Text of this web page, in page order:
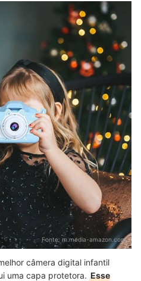
Fonte: m.media-amazon.com
câmera digital infantil
uma capa protetora. Esse